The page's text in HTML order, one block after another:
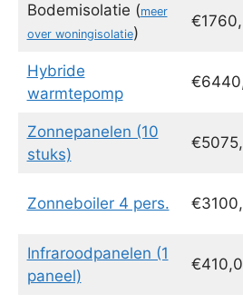
Bodemisolatie (meer
over woningisolatie)
Hybride
warmtepomp
Zonnepanelen (10
stuks)
Zonneboiler 4 pers.
Infraroodpanelen (1
paneel)